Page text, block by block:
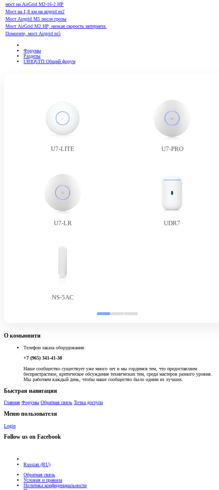
мост на AirGrid M2-16-2 HP
Мост на 1,8 км на airgrid m2
Мост Airgrid M5 после грозы
Мост AirGrid M2 HP, низкая скорость интернета.
Помогите, мост Airgrid m5
Форумы
Разделы
UBIQUITI Общий форум
U7-LITE U7-PRO
U7-LR UDR7
NS-5AC
О комьюнити
Телефон заказа оборудования:
+7 (965) 341-41-38
Наше сообщество существует уже много лет и мы гордимся тем, что предоставляем
беспристрастное, критическое обсуждение технических тем, среди мастеров разного уровня.
Мы работаем каждый день, чтобы наше сообщество было одним из лучших.
Быстрая навигация
Главная Форумы Обратная связь Точка доступа
Меню пользователя
Login
Follow us on Facebook
Russian (RU)
Обратная связь
Условия и правила
Политика конфиденциальности